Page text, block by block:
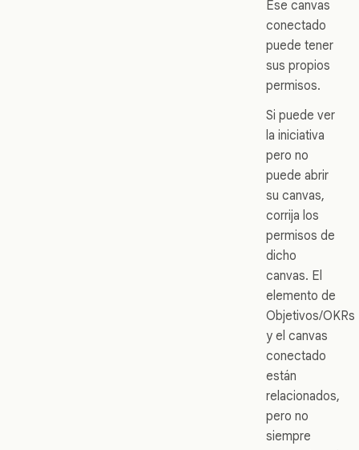
Ese canvas
conectado
puede tener
sus propios
permisos.
Si puede ver
la iniciativa
pero no
puede abrir
su canvas,
corrija los
permisos de
dicho
canvas. El
elemento de
Objetivos/OKRs
y el canvas
conectado
están
relacionados,
pero no
siempre